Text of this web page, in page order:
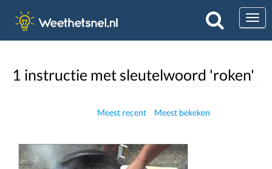
1 instructie met sleutelwoord 'roken'
Meest recent Meest bekeken